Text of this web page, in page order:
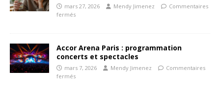
mars 27, 2026 Mendy Jimenez
Commentaires
fermés
Accor Arena Paris : programmation
concerts et spectacles
mars 7, 2026 Mendy Jimenez
Commentaires
fermés